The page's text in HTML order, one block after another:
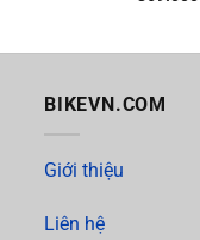
BIKEVN.COM
Giới thiệu
Liên hệ